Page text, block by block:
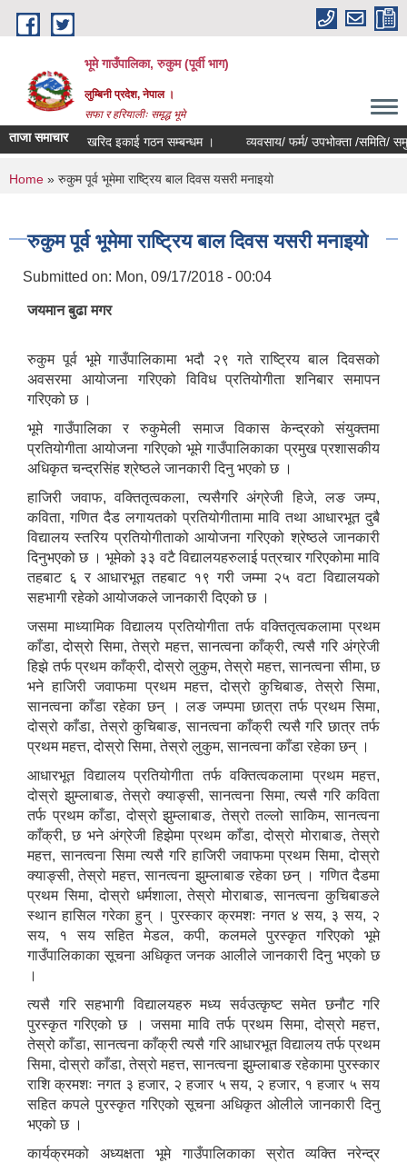
Skip to main content
भूमे गाउँपालिका, रुकुम (पूर्वी भाग)
लुम्बिनी प्रदेश, नेपाल ।
सफा र हरियालीः समृद्ध भूमे
ताजा समाचारखरिद इकाई गठन सम्बन्धम । व्यवसाय/ फर्म/ उपभोक्ता /समिति/ समुह/
You are here
Home » रुकुम पूर्व भूमेमा राष्ट्रिय बाल दिवस यसरी मनाइयो
रुकुम पूर्व भूमेमा राष्ट्रिय बाल दिवस यसरी मनाइयो
Submitted on: Mon, 09/17/2018 - 00:04
जयमान बुढा मगर
रुकुम पूर्व भूमे गाउँपालिकामा भदौ २९ गते राष्ट्रिय बाल दिवसको
अवसरमा आयोजना गरिएको विविध प्रतियोगीता शनिबार समापन
गरिएको छ ।
भूमे गाउँपालिका र रुकुमेली समाज विकास केन्द्रको संयुक्तमा
प्रतियोगीता आयोजना गरिएको भूमे गाउँपालिकाका प्रमुख प्रशासकीय
अधिकृत चन्द्रसिंह श्रेष्ठले जानकारी दिनु भएको छ ।
हाजिरी जवाफ, वक्तितृत्वकला, त्यसैगरि अंग्रेजी हिजे, लङ जम्प,
कविता, गणित दैड लगायतको प्रतियोगीतामा मावि तथा आधारभूत दुबै
विद्यालय स्तरिय प्रतियोगीताको आयोजना गरिएको श्रेष्ठले जानकारी
दिनुभएको छ । भूमेको ३३ वटै विद्यालयहरुलाई पत्रचार गरिएकोमा मावि
तहबाट ६ र आधारभूत तहबाट १९ गरी जम्मा २५ वटा विद्यालयको
सहभागी रहेको आयोजकले जानकारी दिएको छ ।
जसमा माध्यामिक विद्यालय प्रतियोगीता तर्फ वक्तितृत्वकलामा प्रथम
काँडा, दोस्रो सिमा, तेस्रो महत्त, सानत्वना काँक्री, त्यसै गरि अंग्रेजी
हिझे तर्फ प्रथम काँक्री, दोस्रो लुकुम, तेस्रो महत्त, सानत्वना सीमा, छ
भने हाजिरी जवाफमा प्रथम महत्त, दोस्रो कुचिबाङ, तेस्रो सिमा,
सानत्वना काँडा रहेका छन् । लङ जम्पमा छात्रा तर्फ प्रथम सिमा,
दोस्रो काँडा, तेस्रो कुचिबाङ, सानत्वना काँक्री त्यसै गरि छात्र तर्फ
प्रथम महत्त, दोस्रो सिमा, तेस्रो लुकुम, सानत्वना काँडा रहेका छन् ।
आधारभूत विद्यालय प्रतियोगीता तर्फ वक्तित्वकलामा प्रथम महत्त,
दोस्रो झुम्लाबाङ, तेस्रो क्याङ्सी, सानत्वना सिमा, त्यसै गरि कविता
तर्फ प्रथम काँडा, दोस्रो झुम्लाबाङ, तेस्रो तल्लो साकिम, सानत्वना
काँक्री, छ भने अंग्रेजी हिझेमा प्रथम काँडा, दोस्रो मोराबाङ, तेस्रो
महत्त, सानत्वना सिमा त्यसै गरि हाजिरी जवाफमा प्रथम सिमा, दोस्रो
क्याङ्सी, तेस्रो महत्त, सानत्वना झुम्लाबाङ रहेका छन् । गणित दैडमा
प्रथम सिमा, दोस्रो धर्मशाला, तेस्रो मोराबाङ, सानत्वना कुचिबाङले
स्थान हासिल गरेका हुन् । पुरस्कार क्रमशः नगत ४ सय, ३ सय, २
सय, १ सय सहित मेडल, कपी, कलमले पुरस्कृत गरिएको भूमे
गाउँपालिकाका सूचना अधिकृत जनक आलीले जानकारी दिनु भएको छ
।
त्यसै गरि सहभागी विद्यालयहरु मध्य सर्वउत्कृष्ट समेत छनौट गरि
पुरस्कृत गरिएको छ । जसमा मावि तर्फ प्रथम सिमा, दोस्रो महत्त,
तेस्रो काँडा, सानत्वना काँक्री त्यसै गरि आधारभूत विद्यालय तर्फ प्रथम
सिमा, दोस्रो काँडा, तेस्रो महत्त, सानत्वना झुम्लाबाङ रहेकामा पुरस्कार
राशि क्रमशः नगत ३ हजार, २ हजार ५ सय, २ हजार, १ हजार ५ सय
सहित कपले पुरस्कृत गरिएको सूचना अधिकृत ओलीले जानकारी दिनु
भएको छ ।
कार्यक्रमको अध्यक्षता भूमे गाउँपालिकाका स्रोत व्यक्ति नरेन्द्र